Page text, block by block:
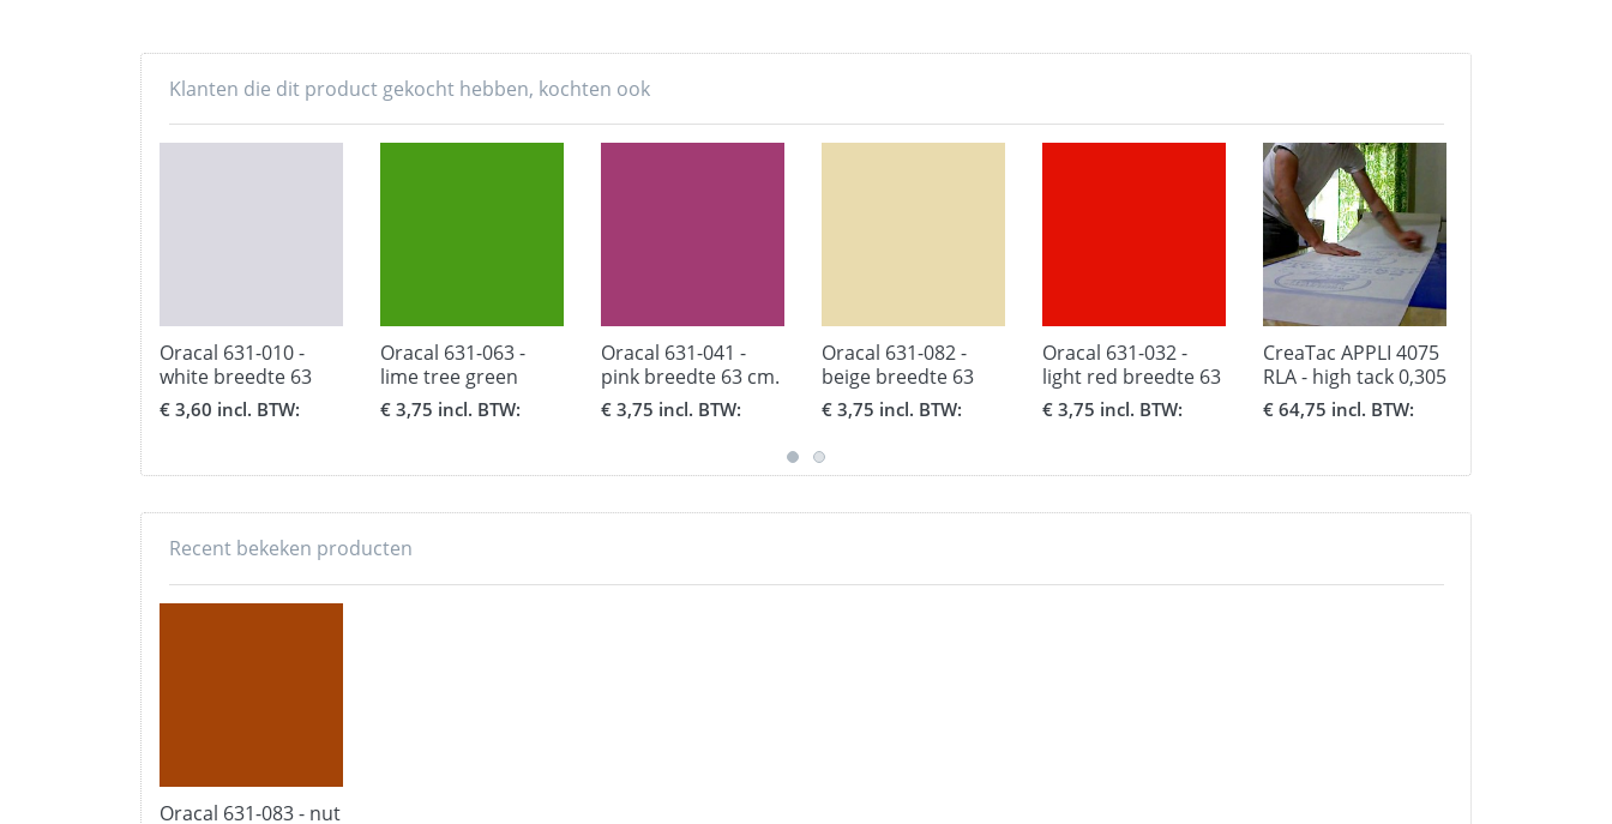
Klanten die dit product gekocht hebben, kochten ook
Oracal 631-010 -
white breedte 63
cm.
€ 3,60 incl. BTW:
Oracal 631-063 -
lime tree green
breedte 63 cm.
€ 3,75 incl. BTW:
Oracal 631-041 -
pink breedte 63 cm.
€ 3,75 incl. BTW:
Oracal 631-082 -
beige breedte 63
cm.
€ 3,75 incl. BTW:
Oracal 631-032 -
light red breedte 63
cm.
€ 3,75 incl. BTW:
CreaTac APPLI 4075
RLA - high tack 0,305
x 100 meter
€ 64,75 incl. BTW:
Recent bekeken producten
Oracal 631-083 - nut